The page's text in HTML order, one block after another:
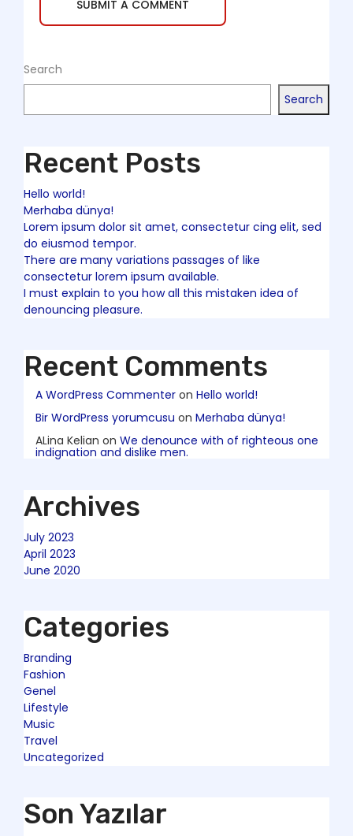
Search
Search
Recent Posts
Hello world!
Merhaba dünya!
Lorem ipsum dolor sit amet, consectetur cing elit, sed
do eiusmod tempor.
There are many variations passages of like
consectetur lorem ipsum available.
I must explain to you how all this mistaken idea of
denouncing pleasure.
Recent Comments
A WordPress Commenter on Hello world!
Bir WordPress yorumcusu on Merhaba dünya!
ALina Kelian on We denounce with of righteous one
indignation and dislike men.
Archives
July 2023
April 2023
June 2020
Categories
Branding
Fashion
Genel
Lifestyle
Music
Travel
Uncategorized
Son Yazılar